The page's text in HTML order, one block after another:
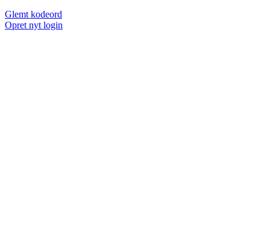
Glemt kodeord
Opret nyt login